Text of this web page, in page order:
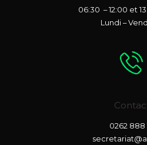
06:30 – 12:00 et
Lundi –
0262 888